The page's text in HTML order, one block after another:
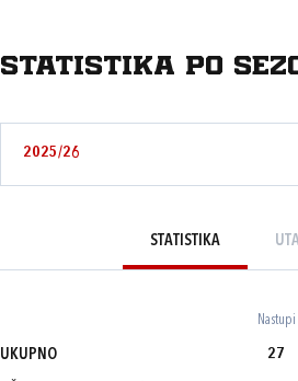
Statistika po
2025/26
STATISTIKA
Nastupi
UKUPNO 27